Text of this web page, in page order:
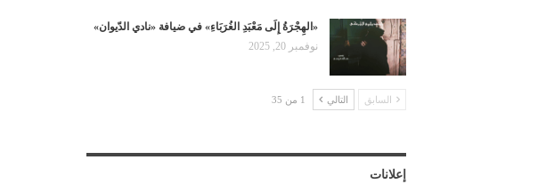
«الهِجْرَةُ إِلَى مَعْبَدِ الغُرَبَاءِ» في ضيافة «نادي الدّيوان»
نوفمبر 20, 2025
السابق التالي 1 من 35
إعلانات